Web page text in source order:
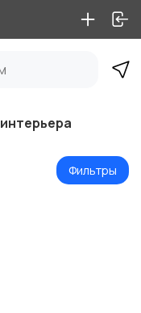
Фильтры